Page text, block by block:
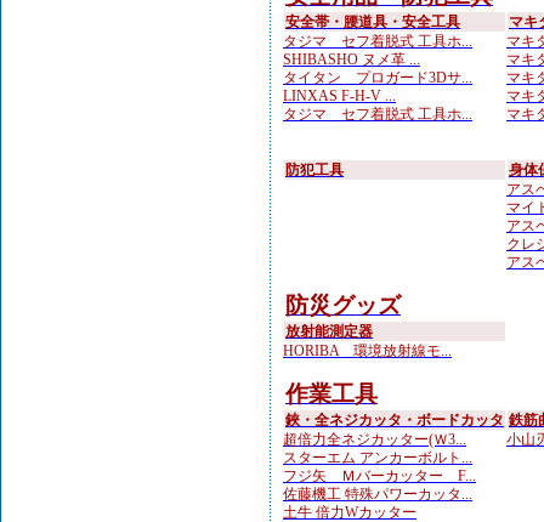
安全帯・腰道具・安全工具
タジマ セフ着脱式 工具ホ...
SHIBASHO ヌメ革 ...
タイタン プロガード3Dサ...
LINXAS F-H-V ...
タジマ セフ着脱式 工具ホ...
マキ
マキ
マキ
マキ
マキ
マキ
防犯工具
身体
アス
マイ
アス
クレ
アス
防災グッズ
放射能測定器
HORIBA 環境放射線モ...
作業工具
鋏・全ネジカッタ・ボードカッタ
超倍力全ネジカッター(Ｗ3...
スターエム アンカーボルト...
フジ矢 Ｍバーカッター F...
佐藤機工 特殊パワーカッタ...
土牛 倍力Wカッター
鉄筋
小山